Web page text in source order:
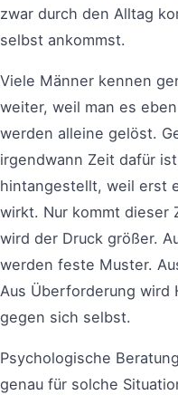
zwar durch den Alltag
selbst ankommst.
Viele Männer kennen
weiter, weil man es
werden alleine gelöst.
irgendwann Zeit dafür
hintangestellt, weil erst
wirkt. Nur kommt dieser
wird der Druck größer.
werden feste Muster.
Aus Überforderung wird
gegen sich selbst.
Psychologische
genau für solche